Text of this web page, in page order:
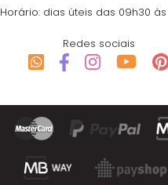
Horário: dias úteis das 09h30 às
Redes sociais